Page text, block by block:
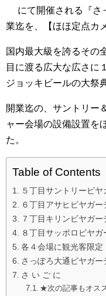
にて開催される『さ
業迄を、【ほほ定点カ
国内最大級を誇るその
目に渡る広大な広さに
ジョッキビールの大祭
開業迄の、サントリー
ャー会場の設備設置を
た。
Table of Contents
５丁目サントリービヤ
６丁目アサヒビヤガー
７丁目キリンビヤガー
８丁目サッポロビヤガ
各４会場に観光客限定
さっぽろ大通ビヤガー
さ い ご に
★次の記事もオス